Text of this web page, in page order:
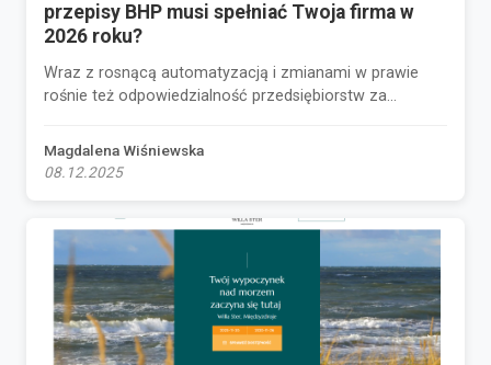
przepisy BHP musi spełniać Twoja firma w
2026 roku?
Wraz z rosnącą automatyzacją i zmianami w prawie
rośnie też odpowiedzialność przedsiębiorstw za...
Magdalena Wiśniewska
08.12.2025